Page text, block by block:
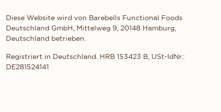
Diese Website wird von Barebells Functional Foods
Deutschland GmbH, Mittelweg 9, 20148 Hamburg,
Deutschland betrieben.
Registriert in Deutschland. HRB 153423 B, USt-IdNr.:
DE281524141